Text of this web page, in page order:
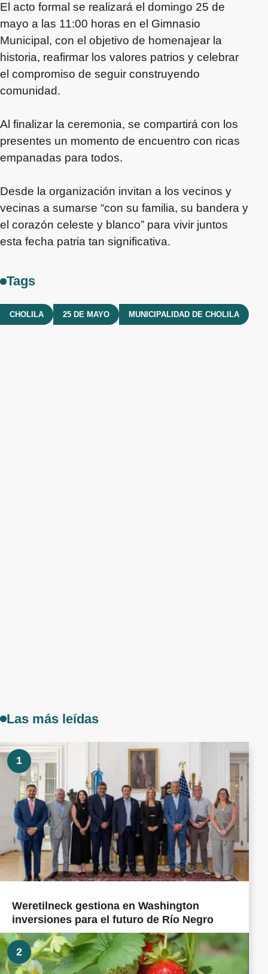
El acto formal se realizará el domingo 25 de
mayo a las 11:00 horas en el Gimnasio
Municipal, con el objetivo de homenajear la
historia, reafirmar los valores patrios y celebrar
el compromiso de seguir construyendo
comunidad.
Al finalizar la ceremonia, se compartirá con los
presentes un momento de encuentro con ricas
empanadas para todos.
Desde la organización invitan a los vecinos y
vecinas a sumarse “con su familia, su bandera y
el corazón celeste y blanco” para vivir juntos
esta fecha patria tan significativa.
Tags
CHOLILA 25 DE MAYO MUNICIPALIDAD DE CHOLILA
Las más leídas
1
Weretilneck gestiona en Washington
inversiones para el futuro de Río Negro
2